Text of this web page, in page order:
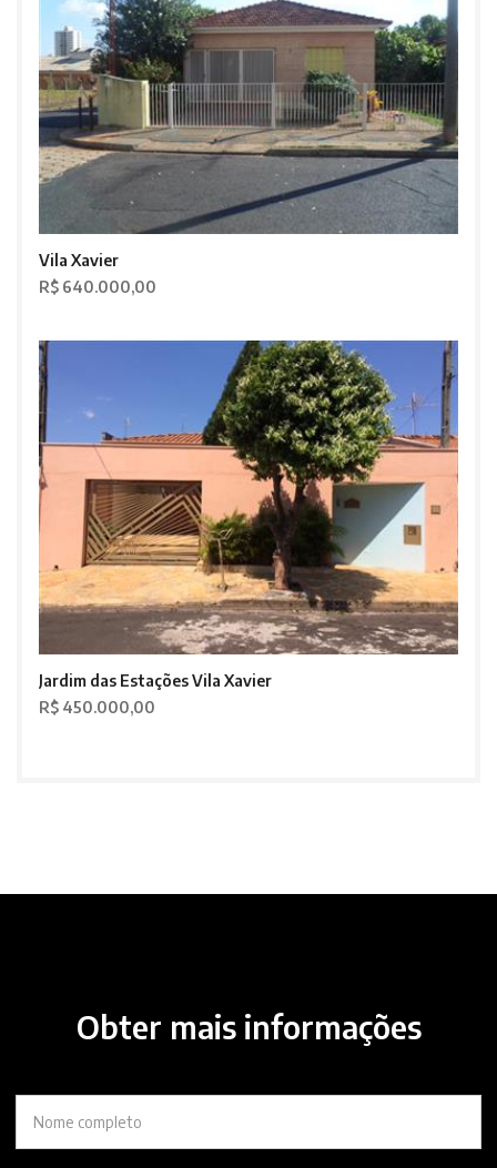
Vila Xavier
R$ 640.000,00
Jardim das Estações Vila Xavier
R$ 450.000,00
Obter mais informações